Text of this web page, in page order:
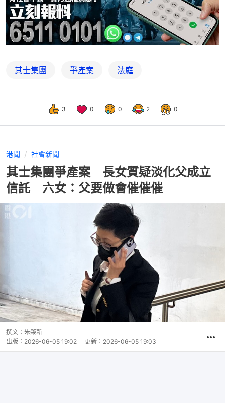
其士集團 爭產案 法庭
3 0 0 2 0
港聞 社會新聞
其士集團爭產案 長女質疑淡化父成立
信託 六女：父要做會催催催
撰文： 朱棨新
出版： 2026-06-05 19:02 更新： 2026-06-05 19:03